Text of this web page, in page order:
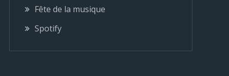
Fête de la musique
Spotify